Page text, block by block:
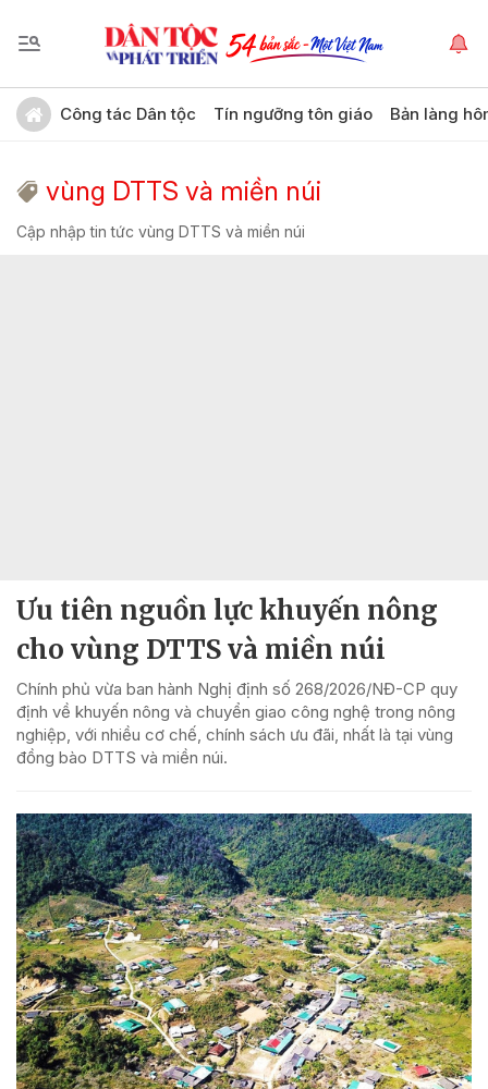
Công tác Dân tộc Tín ngưỡng tôn giáo Bản làng
vùng DTTS và miền núi
Cập nhập tin tức vùng DTTS và miền núi
Ưu tiên nguồn lực khuyến nông
cho vùng DTTS và miền núi
Chính phủ vừa ban hành Nghị định số 268/2026/NĐ-CP quy
định về khuyến nông và chuyển giao công nghệ trong nông
nghiệp, với nhiều cơ chế, chính sách ưu đãi, nhất là tại vùng
đồng bào DTTS và miền núi.